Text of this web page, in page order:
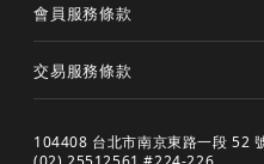
會員服務條款
交易服務條款
104408 台北市南京東路一段 52